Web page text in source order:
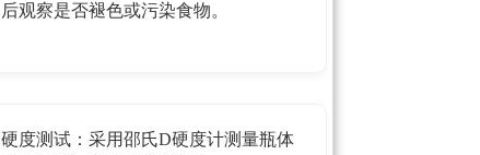
后观察是否褪色或污染食物。
硬度测试：采用邵氏D硬度计测量瓶体